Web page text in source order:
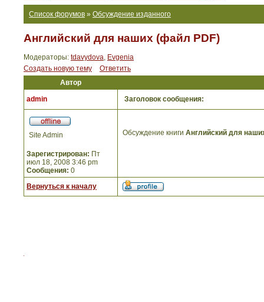
Список форумов » Обсуждение изданного
Английский для наших (файл PDF)
Модераторы: tdavydova, Evgenia
Создать новую тему
Ответить
Автор
admin
Заголовок сообщения:
Site Admin
Зарегистрирован: Пт
июл 18, 2008 3:46 pm
Сообщения: 0
Обсуждение книги Английский для
Вернуться к началу